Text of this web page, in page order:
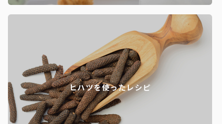
ヒハツを使ったレシピ